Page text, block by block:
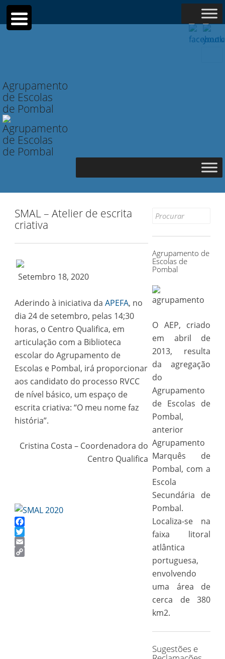
Agrupamento
de Escolas
de Pombal
SMAL – Atelier de escrita
criativa
Setembro 18, 2020
Aderindo à iniciativa da APEFA, no
dia 24 de setembro, pelas 14;30
horas, o Centro Qualifica, em
articulação com a Biblioteca
escolar do Agrupamento de
Escolas e Pombal, irá proporcionar
aos candidato do processo RVCC
de nível básico, um espaço de
escrita criativa: “O meu nome faz
história”.
Cristina Costa – Coordenadora do
Centro Qualifica
Facebook
Twitter
Email
Search
Agrupamento de
Escolas de
Pombal
O AEP, criado
em abril de
2013, resulta
da agregação
do
Agrupamento
de Escolas de
Pombal,
anterior
Agrupamento
Marquês de
Pombal, com a
Escola
Secundária de
Pombal.
Localiza-se na
faixa litoral
atlântica
portuguesa,
envolvendo
uma área de
cerca de 380
km2.
Sugestões e